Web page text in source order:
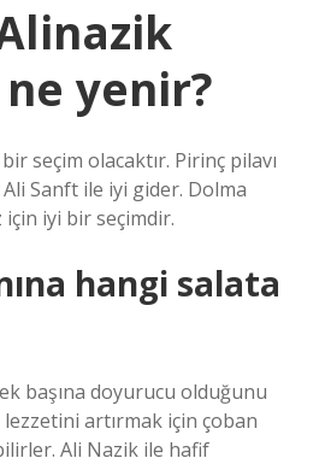
yenir?
seçim olacaktır. Pirinç pilavı
Sanft ile iyi gider. Dolma
iyi bir seçimdir.
hangi salata
başına doyurucu olduğunu
artırmak için çoban
Ali Nazik ile hafif